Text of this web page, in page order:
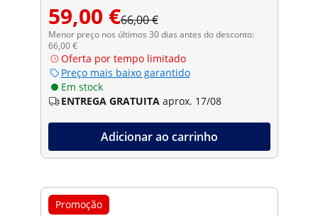
59,00 €66,00 €
Menor preço nos últimos 30 dias antes do desconto:
66,00 €
Oferta por tempo limitado
Preço mais baixo garantido
Em stock
ENTREGA GRATUITA aprox. 17/08
Adicionar ao carrinho
Promoção